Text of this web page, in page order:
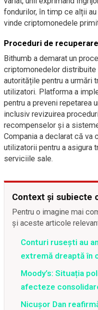
fondurilor, în timp ce alții
vinde criptomonedele
Proceduri de
Bithumb a demarat un
criptomonedelor distribuite
autoritățile pentru a urmări
utilizatori. Platforma a
pentru a preveni repetarea
inclusiv revizuirea
recompenselor și a
Compania a declarat că va
utilizatorii pentru a asigura
serviciile sale.
Context și subiecte
Pentru o imagine mai
și aceste articole
Conturi rusești au
extremă dreaptă în
Moody’s: Situația
afecteze
Nicușor Dan